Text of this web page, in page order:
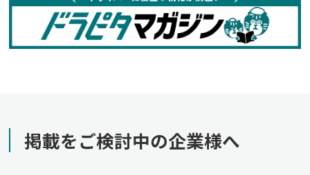
掲載をご検討中の企業様へ